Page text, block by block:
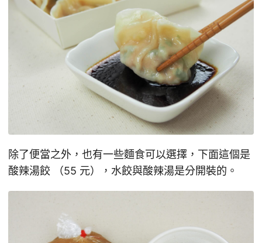
除了便當之外，也有一些麵食可以選擇，下面這個是
酸辣湯餃 （55 元），水餃與酸辣湯是分開裝的。